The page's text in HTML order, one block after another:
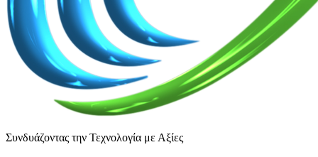
Συνδυάζοντας την Τεχνολογία με Αξίες